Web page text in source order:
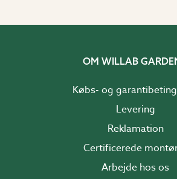
OM WILLAB
Købs- og
Levering
Reklamation
Certificerede
Arbejde hos os